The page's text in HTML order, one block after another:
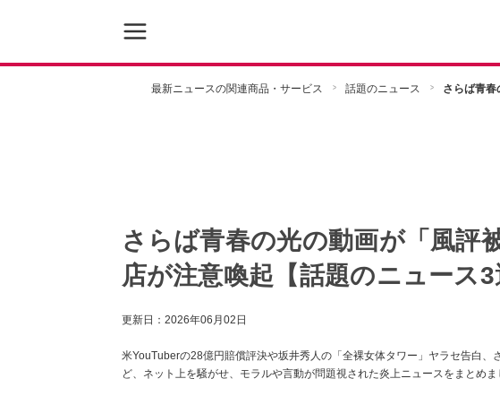
最新ニュースの関連商品・サービス 話題のニュース さらば青春
さらば青春の光の動画が「風評
店が注意喚起【話題のニュース3
更新日： 2026年06月02日
米YouTuberの28億円賠償評決や坂井秀人の「全裸女体タワー」ヤラセ告白、
ど、ネット上を騒がせ、モラルや言動が問題視された炎上ニュースをまとめま